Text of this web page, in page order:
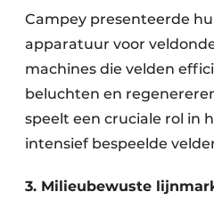
Campey presenteerde
apparatuur voor
machines die velden
beluchten en
speelt een cruciale rol in
intensief bespeelde
3. Milieubewuste